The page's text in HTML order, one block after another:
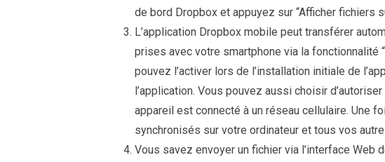
de bord Dropbox et appuyez sur “Afficher fichiers
L’application Dropbox mobile peut transférer
prises avec votre smartphone via la fonctionnalité
pouvez l’activer lors de l’installation initiale de
l’application. Vous pouvez aussi choisir
appareil est connecté à un réseau cellulaire. Une
synchronisés sur votre ordinateur et tous vos
Vous savez envoyer un fichier via l’interface Web